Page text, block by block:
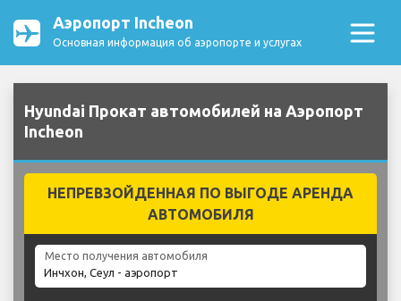
Аэропорт Incheon
Основная информация об аэропорте и услугах
Hyundai Прокат автомобилей на Аэропорт
Incheon
НЕПРЕВЗОЙДЕННАЯ ПО ВЫГОДЕ АРЕНДА
АВТОМОБИЛЯ
Место получения автомобиля